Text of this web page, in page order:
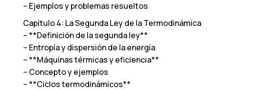
– Ejemplos y problemas resueltos
Capítulo 4: La Segunda Ley de la Termodinámica
– **Definición de la segunda ley**
– Entropía y dispersión de la energía
– **Máquinas térmicas y eficiencia**
– Concepto y ejemplos
– **Ciclos termodinámicos**